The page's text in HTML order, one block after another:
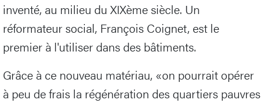
inventé, au milieu du XIXème siècle. Un
réformateur social, François Coignet, est le
premier à l'utiliser dans des bâtiments.
Grâce à ce nouveau matériau, «on pourrait opérer
à peu de frais la régénération des quartiers pauvres